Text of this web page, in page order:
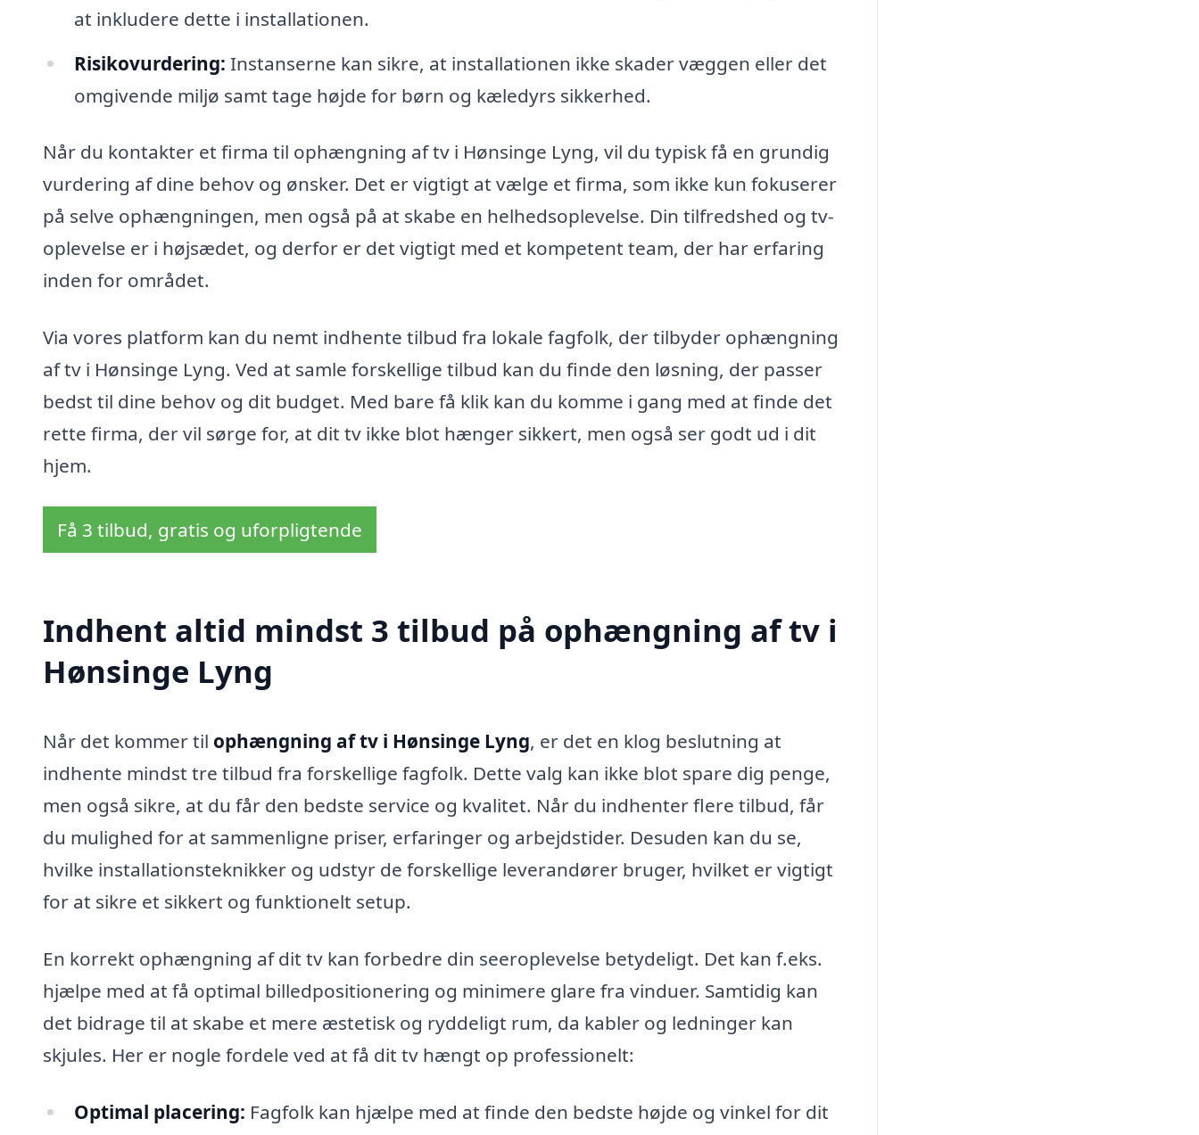
at inkludere dette i installationen.
Risikovurdering: Instanserne kan sikre, at installationen ikke skader væggen eller det
omgivende miljø samt tage højde for børn og kæledyrs sikkerhed.
Når du kontakter et firma til ophængning af tv i Hønsinge Lyng, vil du typisk få en grundig
vurdering af dine behov og ønsker. Det er vigtigt at vælge et firma, som ikke kun fokuserer
på selve ophængningen, men også på at skabe en helhedsoplevelse. Din tilfredshed og tv-
oplevelse er i højsædet, og derfor er det vigtigt med et kompetent team, der har erfaring
inden for området.
Via vores platform kan du nemt indhente tilbud fra lokale fagfolk, der tilbyder ophængning
af tv i Hønsinge Lyng. Ved at samle forskellige tilbud kan du finde den løsning, der passer
bedst til dine behov og dit budget. Med bare få klik kan du komme i gang med at finde det
rette firma, der vil sørge for, at dit tv ikke blot hænger sikkert, men også ser godt ud i dit
hjem.
Få 3 tilbud, gratis og uforpligtende
Indhent altid mindst 3 tilbud på ophængning af tv i
Hønsinge Lyng
Når det kommer til ophængning af tv i Hønsinge Lyng, er det en klog beslutning at
indhente mindst tre tilbud fra forskellige fagfolk. Dette valg kan ikke blot spare dig penge,
men også sikre, at du får den bedste service og kvalitet. Når du indhenter flere tilbud, får
du mulighed for at sammenligne priser, erfaringer og arbejdstider. Desuden kan du se,
hvilke installationsteknikker og udstyr de forskellige leverandører bruger, hvilket er vigtigt
for at sikre et sikkert og funktionelt setup.
En korrekt ophængning af dit tv kan forbedre din seeroplevelse betydeligt. Det kan f.eks.
hjælpe med at få optimal billedpositionering og minimere glare fra vinduer. Samtidig kan
det bidrage til at skabe et mere æstetisk og ryddeligt rum, da kabler og ledninger kan
skjules. Her er nogle fordele ved at få dit tv hængt op professionelt:
Optimal placering: Fagfolk kan hjælpe med at finde den bedste højde og vinkel for dit